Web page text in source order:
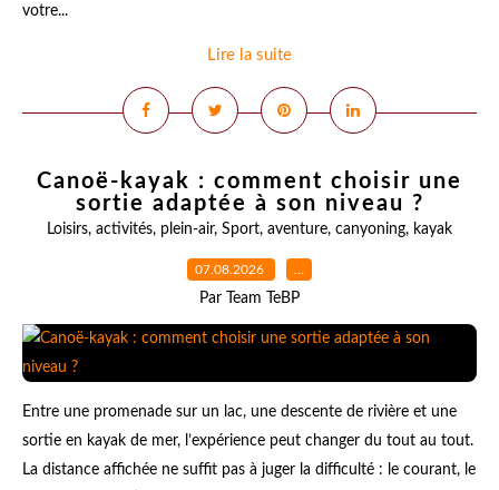
votre...
Lire la suite
Canoë-kayak : comment choisir une
sortie adaptée à son niveau ?
Loisirs, activités, plein-air, Sport, aventure, canyoning, kayak
07.08.2026 …
Par Team TeBP
Entre une promenade sur un lac, une descente de rivière et une
sortie en kayak de mer, l’expérience peut changer du tout au tout.
La distance affichée ne suffit pas à juger la difficulté : le courant, le